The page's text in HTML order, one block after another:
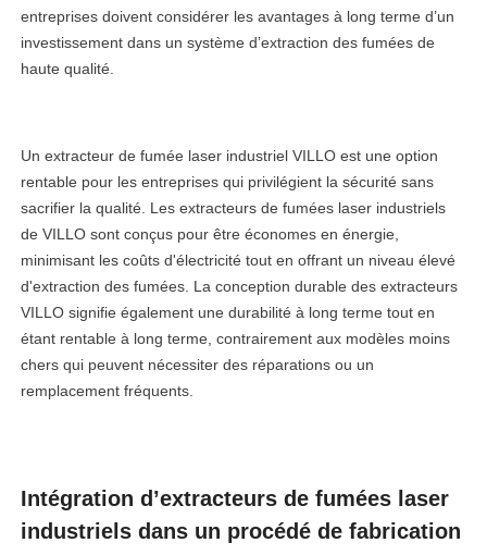
entreprises doivent considérer les avantages à long terme d’un
investissement dans un système d’extraction des fumées de
haute qualité.
Un extracteur de fumée laser industriel VILLO est une option
rentable pour les entreprises qui privilégient la sécurité sans
sacrifier la qualité. Les extracteurs de fumées laser industriels
de VILLO sont conçus pour être économes en énergie,
minimisant les coûts d'électricité tout en offrant un niveau élevé
d'extraction des fumées. La conception durable des extracteurs
VILLO signifie également une durabilité à long terme tout en
étant rentable à long terme, contrairement aux modèles moins
chers qui peuvent nécessiter des réparations ou un
remplacement fréquents.
Intégration d’extracteurs de fumées laser
industriels dans un procédé de fabrication